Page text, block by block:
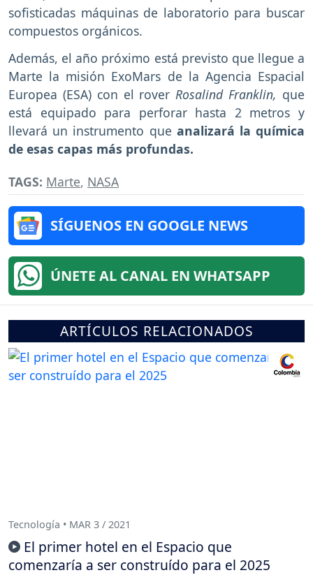
sofisticadas máquinas de laboratorio para buscar
compuestos orgánicos.
Además, el año próximo está previsto que llegue a
Marte la misión ExoMars de la Agencia Espacial
Europea (ESA) con el roverRosalind Franklin, que
está equipado para perforar hasta 2 metros y
llevará un instrumento que analizará la química
de esas capas más profundas.
TAGS: Marte, NASA
SÍGUENOS EN GOOGLE NEWS
ÚNETE AL CANAL EN WHATSAPP
ARTÍCULOS RELACIONADOS
Tecnología • MAR 3 / 2021
El primer hotel en el Espacio que
comenzaría a ser construído para el 2025